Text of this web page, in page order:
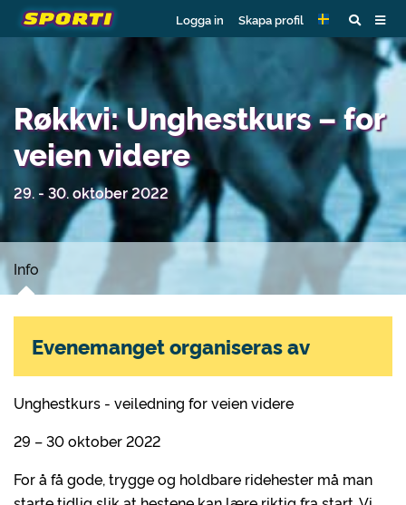
Logga in Skapa profil
Røkkvi: Unghestkurs – for
veien videre
29. - 30. oktober 2022
Info
Unghestkurs - veiledning for veien videre
29 – 30 oktober 2022
For å få gode, trygge og holdbare ridehester må man
Evenemanget organiseras av